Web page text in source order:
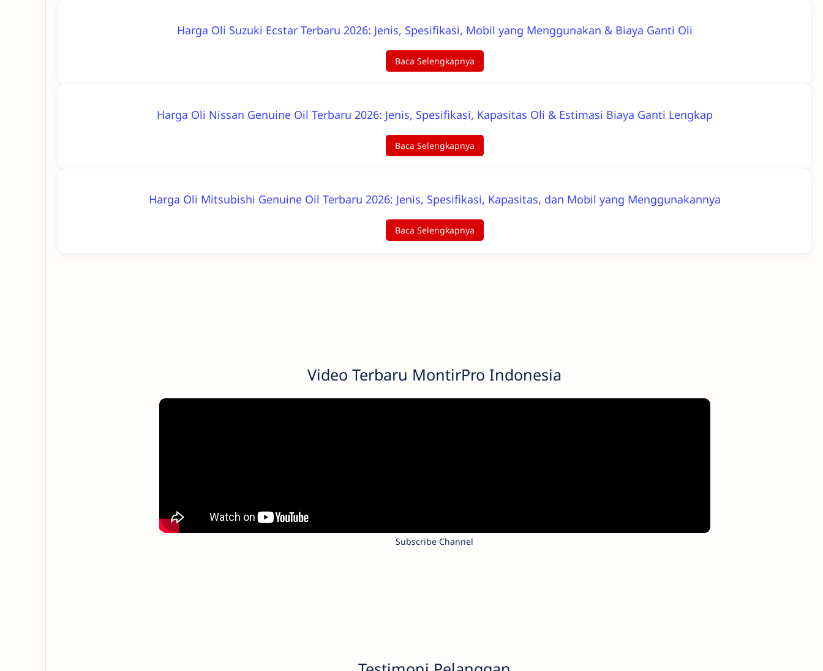
Harga Oli Suzuki Ecstar Terbaru 2026: Jenis, Spesifikasi, Mobil yang Menggunakan & Biaya Ganti Oli
Baca Selengkapnya
Harga Oli Nissan Genuine Oil Terbaru 2026: Jenis, Spesifikasi, Kapasitas Oli & Estimasi Biaya Ganti Lengkap
Baca Selengkapnya
Harga Oli Mitsubishi Genuine Oil Terbaru 2026: Jenis, Spesifikasi, Kapasitas, dan Mobil yang Menggunakannya
Baca Selengkapnya
Video Terbaru MontirPro Indonesia
Subscribe Channel